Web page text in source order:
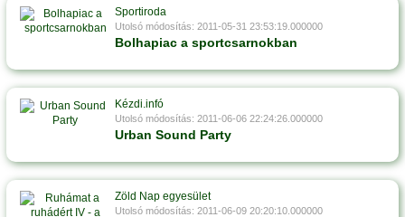
Sportiroda
Utolsó módosítás: 2011-05-31 23:53:19.000000
Bolhapiac a sportcsarnokban
Kézdi.infó
Utolsó módosítás: 2011-06-06 22:24:26.000000
Urban Sound Party
Zöld Nap egyesület
Utolsó módosítás: 2011-06-09 20:20:10.000000